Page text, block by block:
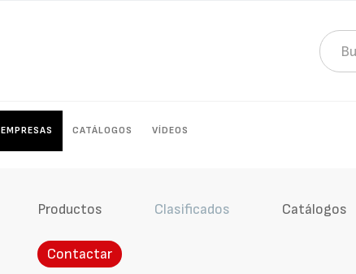
EMPRESAS CATÁLOGOS VÍDEOS
Productos Clasificados Catálogos
Contactar